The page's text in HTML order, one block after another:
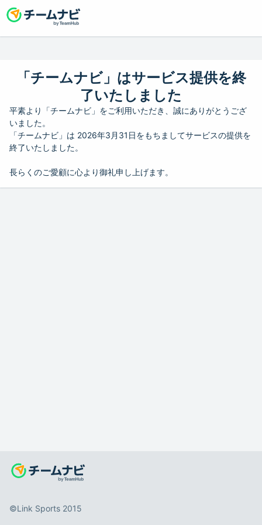
「チームナビ」はサービス提供を終
了いたしました
平素より「チームナビ」をご利用いただき、誠にありがとうござ
いました。
「チームナビ」は 2026年3月31日をもちましてサービスの提供を
終了いたしました。
長らくのご愛顧に心より御礼申し上げます。
©️Link Sports 2015